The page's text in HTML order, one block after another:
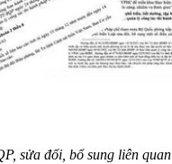
sửa đổi, bổ sung liên